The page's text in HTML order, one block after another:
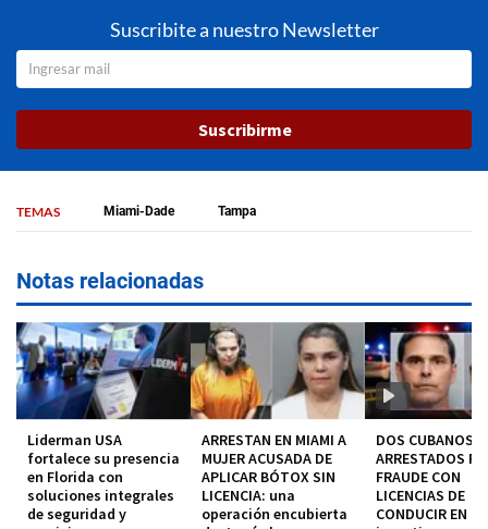
Suscribite a nuestro Newsletter
Suscribirme
TEMAS Miami-Dade Tampa
Notas relacionadas
Liderman USA
fortalece su presencia
en Florida con
soluciones integrales
de seguridad y
ARRESTAN EN MIAMI A
MUJER ACUSADA DE
APLICAR BÓTOX SIN
LICENCIA: una
operación encubierta
DOS CUBANOS
ARRESTADOS
FRAUDE CON
LICENCIAS DE
CONDUCIR EN